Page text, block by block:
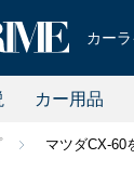
カー
カー用品
マツダCX-60